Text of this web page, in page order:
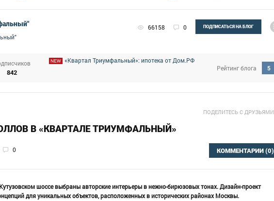
66158 0 ПОДПИСАТЬСЯ НА БЛОГ
842
NEW «Квартал Триумфальный»: ипотека от Дом.РФ
Рейтинг блога
5
ПОДЕЛИТЕСЬ С ДРУЗЬЯМИ
В «КВАРТАЛЕ ТРИУМФАЛЬНЫЙ»
0 КОММЕНТАРИИ (0)
шоссе выбраны авторские интерьеры в нежно-бирюзовых тонах. Дизайн-проект
для уникальных объектов, расположенных в исторических районах Москвы.